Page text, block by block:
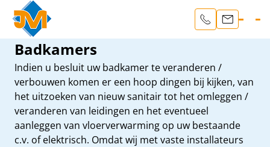
Badkamers
Indien u besluit uw badkamer te veranderen /
verbouwen komen er een hoop dingen bij kijken, van
het uitzoeken van nieuw sanitair tot het omleggen /
veranderen van leidingen en het eventueel
aanleggen van vloerverwarming op uw bestaande
c.v. of elektrisch. Omdat wij met vaste installateurs